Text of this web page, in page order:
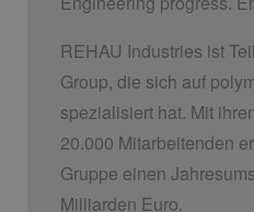
REHAU Industries ist
Group, die sich auf
spezialisiert hat. Mit
20.000 Mitarbeitenden
Gruppe einen
Milliarden Euro.